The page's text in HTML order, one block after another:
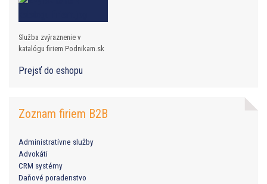
Služba zvýraznenie v
katalógu firiem Podnikam.sk
Prejsť do eshopu
Zoznam firiem B2B
Administratívne služby
Advokáti
CRM systémy
Daňové poradenstvo